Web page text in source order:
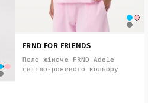
FRND FOR FRIENDS
Поло жіноче FRND Adele
світло-рожевого кольору